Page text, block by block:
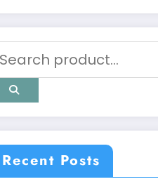
Recent Posts